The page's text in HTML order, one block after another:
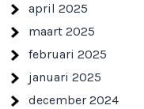
april 2025
maart 2025
februari 2025
januari 2025
december 2024